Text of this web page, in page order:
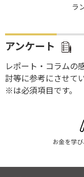
ラ
アンケート
レポート・コラムの
討等に参考にさせて
※は必須項目です。
お金を学